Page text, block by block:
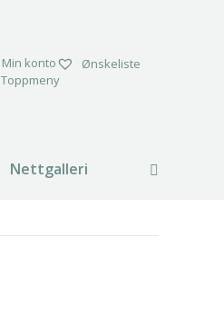
Min konto
Ønskeliste
Toppmeny
Nettgalleri Search: